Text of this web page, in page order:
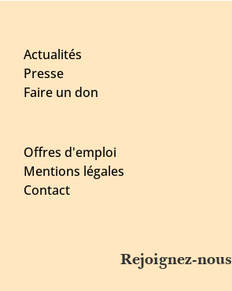
Actualités
Presse
Faire un don
Offres d'emploi
Mentions légales
Contact
Rejoignez-nous